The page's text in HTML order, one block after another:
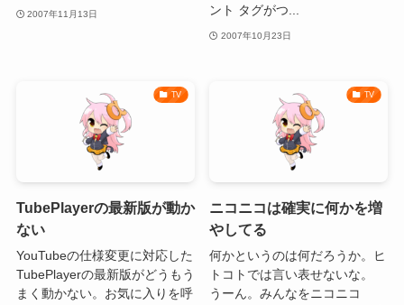
2007年11月13日
ント タグがつ...
2007年10月23日
TV
TubePlayerの最新版が動か
ない
YouTubeの仕様変更に対応した
TubePlayerの最新版がどうもう
まく動かない。お気に入りを呼
TV
ニコニコは確実に何かを増
やしてる
何かというのは何だろうか。ヒ
トコトでは言い表せないな。
うーん。みんなをニコニコ